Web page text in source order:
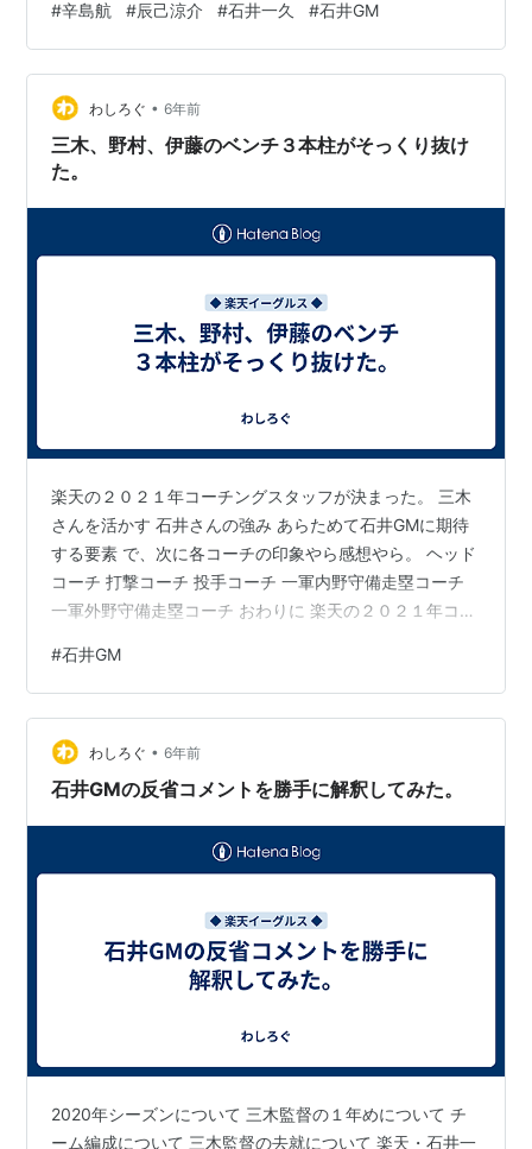
肢ではないところで采配（プレー）が行われ、それが悪
い結果になったときに出てくる。ただ、こればかりは、
「何が正解なのか」だれにも分からない。「たられば」
が実際に行われることは永遠にないわけだから...。石井
監督はGM（だけ）だったときに、平石イーグルスの問題
点をいくつかあげ…
#辛島航 #辰己涼介 #石井一久 #石井GM
わしろぐ • 6年前
三木、野村、伊藤のベンチ３本柱がそっくり抜け
た。
楽天の２０２１年コーチングスタッフが決まった。 三木
さんを活かす 石井さんの強み あらためて石井GMに期待
する要素 で、次に各コーチの印象やら感想やら。 ヘッド
コーチ 打撃コーチ 投手コーチ 一軍内野守備走塁コーチ
一軍外野守備走塁コーチ おわりに 楽天の２０２１年コー
伊藤のお友達ベンチ３本柱がそっくり抜けた。ま、変わ
るとしたらこれしかないよね、という感じ。野村と伊藤
は２軍からも消えた。見た目どおりだったということ
か。 ポジション 名前 監督 石井和久 一軍ヘッドコーチ 真
喜志 康永 一軍打撃コーチ 金森 栄治 一軍打撃コーチ…
#石井GM
わしろぐ • 6年前
石井GMの反省コメントを勝手に解釈してみた。
2020年シーズンについて 三木監督の１年めについて チ
ーム編成について 三木監督の去就について 楽天・石井一